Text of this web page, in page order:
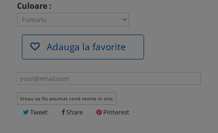
Culoare :
Adauga la favorite
Vreau sa fiu anuntat cand revine in stoc
Tweet Share Pinterest